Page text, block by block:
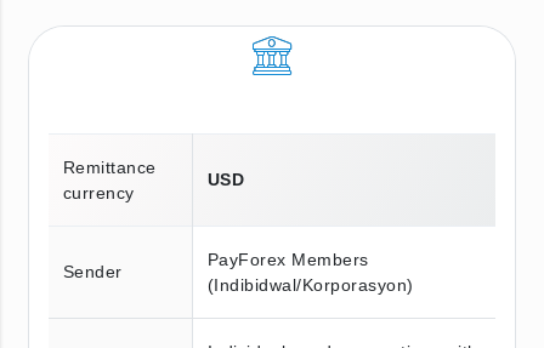
Remittance
currency
USD
Sender
PayForex Members
(Indibidwal/Korporasyon)